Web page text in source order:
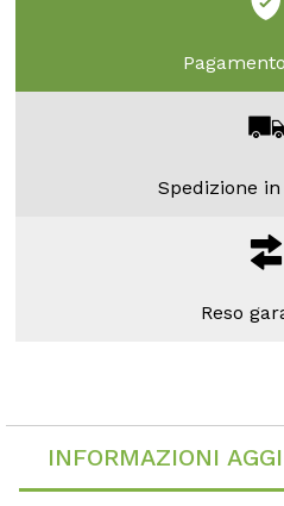
Spedizione
Reso
INFORMAZIONI